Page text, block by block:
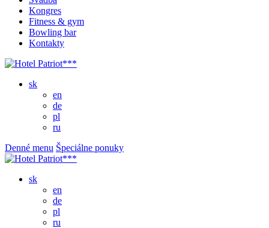
Kongres
Fitness & gym
Bowling bar
Kontakty
sk
en
de
pl
ru
Denné menu Špeciálne ponuky
sk
en
de
pl
ru